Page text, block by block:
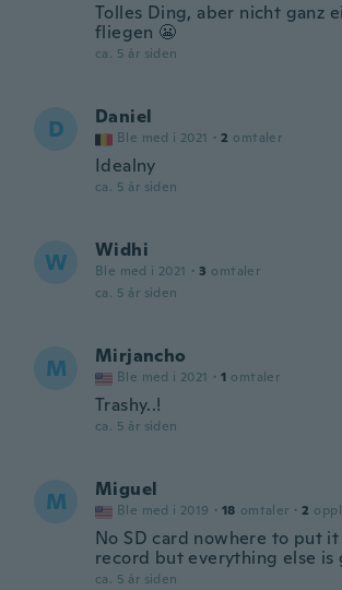
Tolles Ding, aber nicht ganz
fliegen 😬
ca. 5 år siden
D Daniel
Ble med i 2021 · 2 omtaler
Idealny
ca. 5 år siden
W Widhi
Ble med i 2021 · 3 omtaler
ca. 5 år siden
M Mirjancho
Ble med i 2021 · 1 omtaler
Trashy..!
ca. 5 år siden
M Miguel
Ble med i 2019 · 18 omtaler · 2
No SD card nowhere to put
record but everything else is
ca. 5 år siden